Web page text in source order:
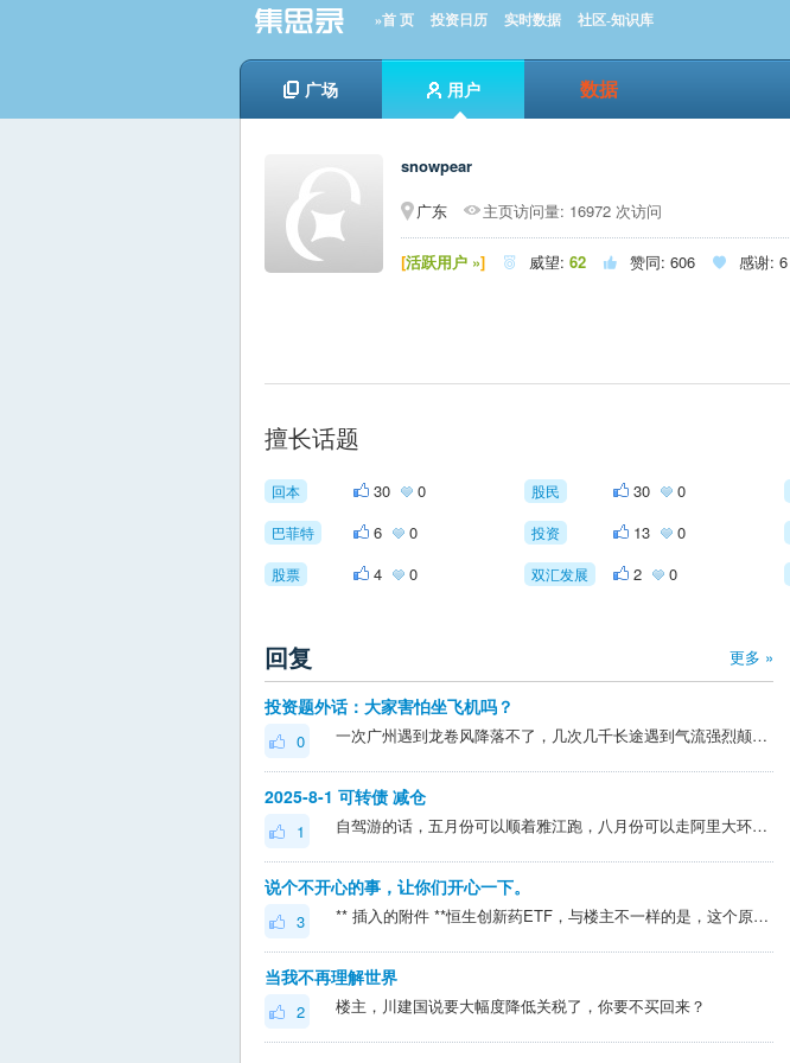
»首 页 投资日历 实时数据 社区-知识库
广场 用户 数据
snowpear
广东
主页访问量: 16972 次访问
[活跃用户 »]  威望: 62  赞同: 606  感谢: 6
擅长话题
回本 30 0 股民 30 0
巴菲特 6 0 投资 13 0
股票 4 0 双汇发展 2 0
更多 »
回复
投资题外话：大家害怕坐飞机吗？
0 一次广州遇到龙卷风降落不了，几次几千长途遇到气流强烈颠簸，麻木了，说白了很多时候没得选，太惜命的话就别出远门吧。
2025-8-1 可转债 减仓
1 自驾游的话，五月份可以顺着雅江跑，八月份可以走阿里大环线，都非常美，但要注意安全做足保护措施。
说个不开心的事，让你们开心一下。
3 ** 插入的附件 **恒生创新药ETF，与楼主不一样的是，这个原来占我总仓位的25％，川普搞事期间一直等着它回调……是不是比楼主惨多了？
当我不再理解世界
2 楼主，川建国说要大幅度降低关税了，你要不买回来？